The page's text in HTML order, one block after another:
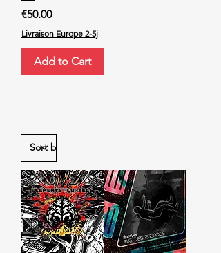
Price
€50.00
Livraison Europe 2-5j
Add to Cart